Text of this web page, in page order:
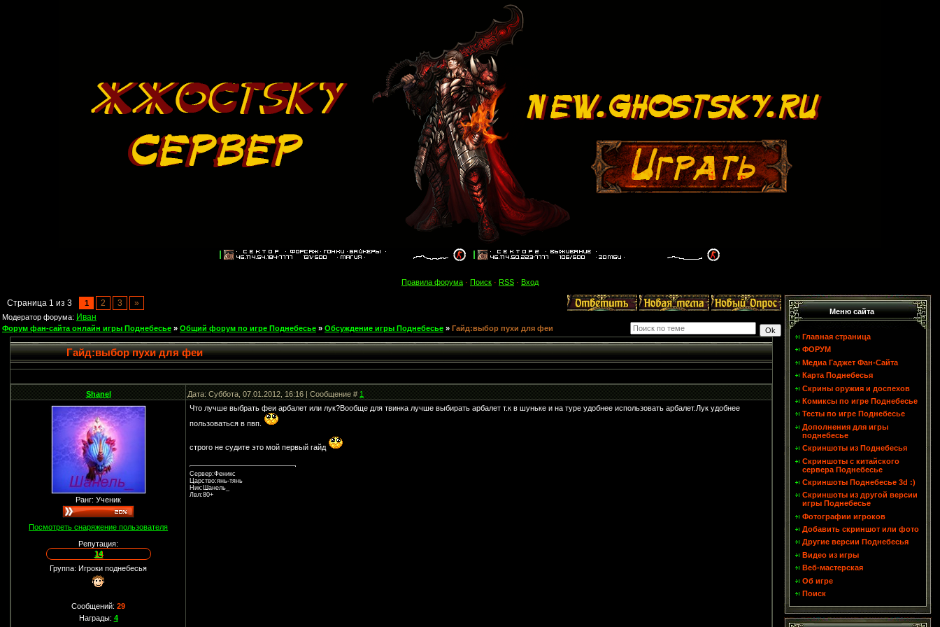
Правила форума · Поиск · RSS · Вход
Страница 1 из 3 1 2 3 »
Модератор форума: Иван
Форум фан-сайта онлайн игры Поднебесье » Общий форум по игре Поднебесье » Обсуждение игры Поднебесье » Гайд:выбор пухи для феи
Гайд:выбор пухи для феи
Shanel Дата: Суббота, 07.01.2012, 16:16 | Сообщение #1
Ранг: Ученик
Посмотреть снаряжение пользователя
Репутация:
14
Группа: Игроки поднебесья
Сообщений:29
Награды: 4
Что лучше выбрать феи арбалет или лук?Вообще для твинка лучше выбирать арбалет т.к в шуньке и на туре удобнее использовать арбалет.Лук удобнее
пользоваться в пвп.
строго не судите это мой первый гайд
Сервер:Феникс
Царство:янь-тянь
Ник:Шанель_
Лвл:80+
Меню сайта
Главная страница
ФОРУМ
Медиа Гаджет Фан-Сайта
Карта Поднебесья
Скрины оружия и доспехов
Комиксы по игре Поднебесье
Тесты по игре Поднебесье
Дополнения для игры
поднебесье
Скриншоты из Поднебесья
Скриншоты с китайского
сервера Поднебесье
Скриншоты Поднебесье 3d :)
Скриншоты из другой версии
игры Поднебесье
Фотографии игроков
Добавить скриншот или фото
Другие версии Поднебесья
Видео из игры
Веб-мастерская
Об игре
Поиск